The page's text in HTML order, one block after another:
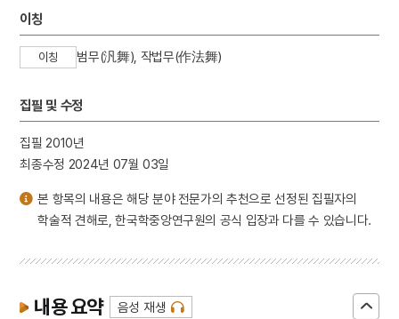
이칭
이칭 범무(汎舞), 작법무(作法舞)
집필 및 수정
집필 2010년
최종수정 2024년 07월 03일
본 항목의 내용은 해당 분야 전문가의 추천으로 선정된 집필자의
학술적 견해로, 한국학중앙연구원의 공식 입장과 다를 수 있습니다.
내용 요약 음성 재생